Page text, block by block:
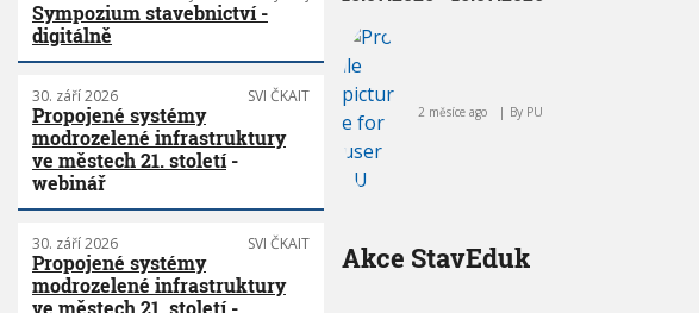
3
2 měsíce ago By PU
Akce StavEduk
Sympozium stavebnictví -
digitálně
30. září 2026 SVI ČKAIT
Propojené systémy
modrozelené infrastruktury
ve městech 21. století-
webinář
30. září 2026 SVI ČKAIT
Propojené systémy
modrozelené infrastruktury